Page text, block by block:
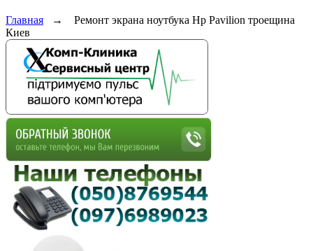
Главная → Ремонт экрана ноутбука Hp Pavilion троещина
Киев